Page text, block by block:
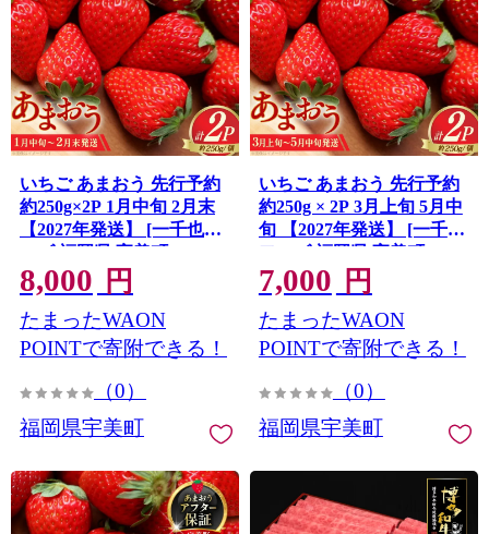
いちご あまおう 先行予約
約250g×2P 1月中旬 2月末
【2027年発送】 [一千也フ
ーズ 福岡県 宇美町
um40azp140007] 苺 イチゴ
フルーツ ストロベリー 甘
い あまい 季節限定 期間限
定 2027
8,000 円
たまったWAON
POINTで寄附できる！
（0）
福岡県宇美町
いちご あまおう 先行予約
約250g × 2P 3月上旬 5月中
旬 【2027年発送】 [一千也
フーズ 福岡県 宇美町
um40azp140006] 苺 イチゴ
フルーツ ストロベリー 甘
い あまい 季節限定 期間限
定 2027
7,000 円
たまったWAON
POINTで寄附できる！
（0）
福岡県宇美町